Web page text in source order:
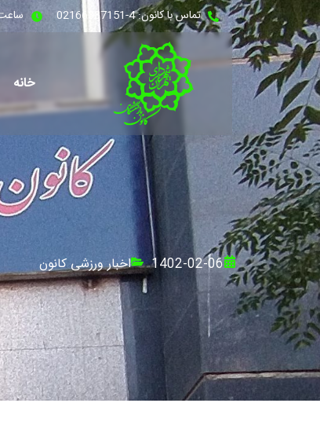
تماس با کانون: 4-02166387151 ساعت
خانه
1402-02-06 اخبار ورزشی کانون